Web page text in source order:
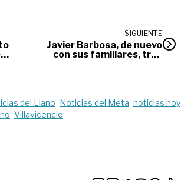
SIGUIENTE
Javier Barbosa, de nuevo
con sus familiares, tras
del Llano Noticias del Meta noticias hoy
Villavicencio